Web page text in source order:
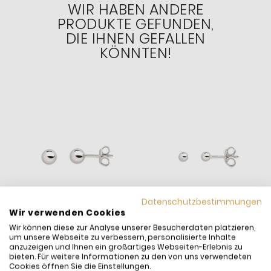
WIR HABEN ANDERE
PRODUKTE GEFUNDEN,
DIE IHNEN GEFALLEN
KÖNNTEN!
Datenschutzbestimmungen
Wir verwenden Cookies
Wir können diese zur Analyse unserer Besucherdaten platzieren,
um unsere Webseite zu verbessern, personalisierte Inhalte
anzuzeigen und Ihnen ein großartiges Webseiten-Erlebnis zu
bieten. Für weitere Informationen zu den von uns verwendeten
Cookies öffnen Sie die Einstellungen.